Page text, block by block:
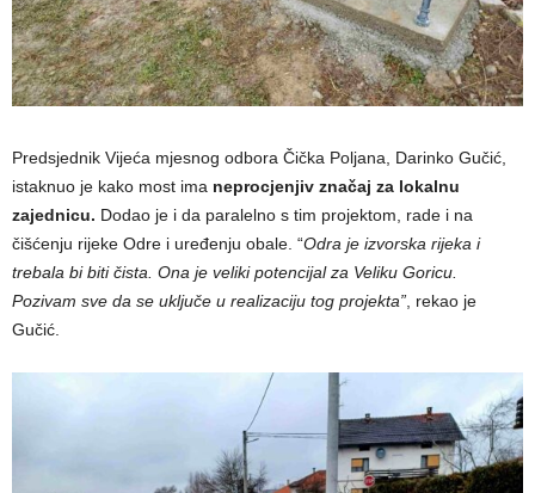
Predsjednik Vijeća mjesnog odbora Čička Poljana, Darinko Gučić,
istaknuo je kako most ima neprocjenjiv značaj za lokalnu
zajednicu. Dodao je i da paralelno s tim projektom, rade i na
čišćenju rijeke Odre i uređenju obale. “Odra je izvorska rijeka i
trebala bi biti čista. Ona je veliki potencijal za Veliku Goricu.
Pozivam sve da se uključe u realizaciju tog projekta”, rekao je
Gučić.